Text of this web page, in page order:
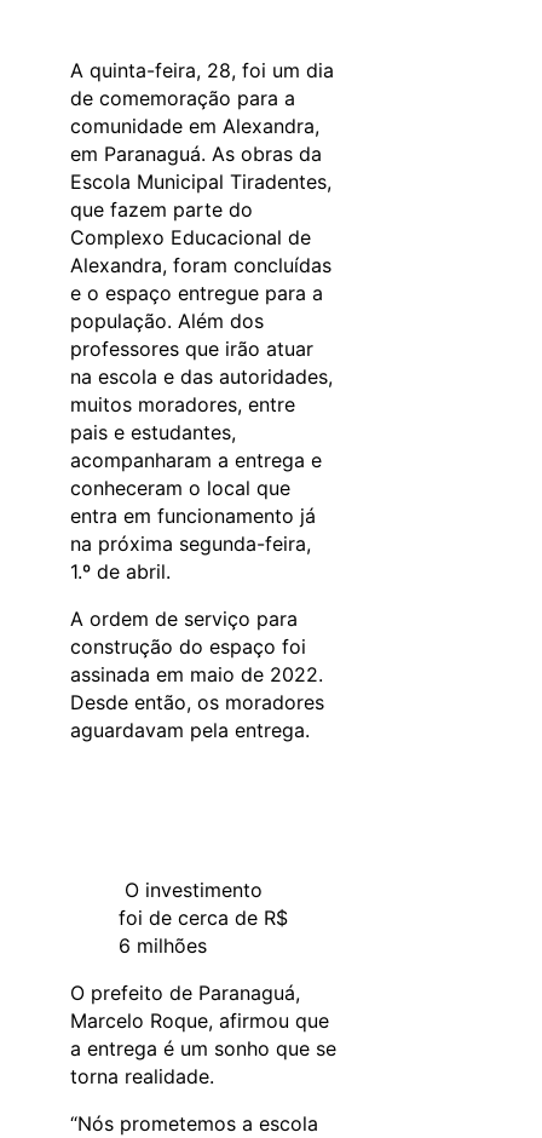
A quinta-feira, 28, foi um dia
de comemoração para a
comunidade em Alexandra,
em Paranaguá. As obras da
Escola Municipal Tiradentes,
que fazem parte do
Complexo Educacional de
Alexandra, foram concluídas
e o espaço entregue para a
população. Além dos
professores que irão atuar
na escola e das autoridades,
muitos moradores, entre
pais e estudantes,
acompanharam a entrega e
conheceram o local que
entra em funcionamento já
na próxima segunda-feira,
1.º de abril.
A ordem de serviço para
construção do espaço foi
assinada em maio de 2022.
Desde então, os moradores
aguardavam pela entrega.
O investimento
foi de cerca de R$
6 milhões
O prefeito de Paranaguá,
Marcelo Roque, afirmou que
a entrega é um sonho que se
torna realidade.
“Nós prometemos a escola